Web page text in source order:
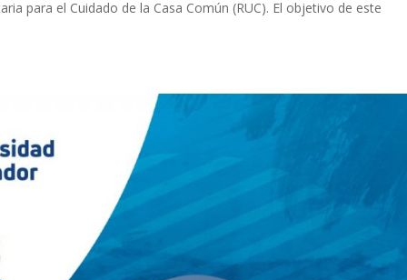
para el Cuidado de la Casa Común (RUC). El objetivo de este